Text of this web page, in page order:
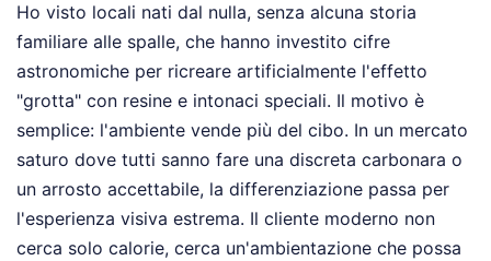
Ho visto locali nati dal nulla, senza alcuna storia
familiare alle spalle, che hanno investito cifre
astronomiche per ricreare artificialmente l'effetto
"grotta" con resine e intonaci speciali. Il motivo è
semplice: l'ambiente vende più del cibo. In un mercato
saturo dove tutti sanno fare una discreta carbonara o
un arrosto accettabile, la differenziazione passa per
l'esperienza visiva estrema. Il cliente moderno non
cerca solo calorie, cerca un'ambientazione che possa